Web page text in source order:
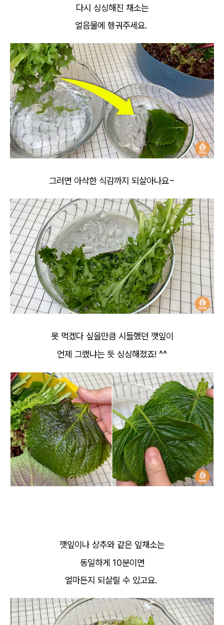
다시 싱싱해진 채소는
얼음물에 헹궈주세요.
그러면 아삭한 식감까지 되살아나요~
못 먹겠다 싶을만큼 시들했던 깻잎이
언제 그랬냐는 듯 싱싱해졌죠! ^^
깻잎이나 상추와 같은 잎채소는
동일하게 10분이면
얼마든지 되살릴 수 있고요.